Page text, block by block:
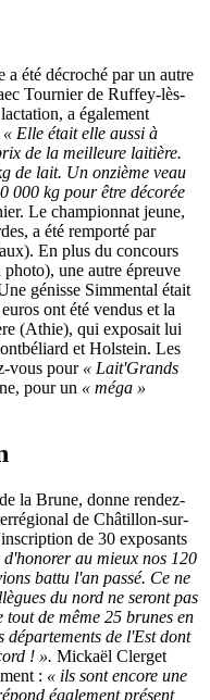
été décroché par un autre
Tournier de Ruffey-lès-
a également
« Elle était elle aussi à
de la meilleure laitière.
de lait. Un onzième veau
000 kg pour être décorée
Le championnat jeune,
a été remporté par
En plus du concours
photo), une autre épreuve
génisse Simmental était
ont été vendus et la
(Athie), qui exposait lui
et Holstein. Les
vous pour « Lait'Grands
pour un « méga »
la Brune, donne rendez-
de Châtillon-sur-
de 30 exposants
d'honorer au mieux nos 120
battu l'an passé. Ce ne
du nord ne seront pas
tout de même 25 brunes en
départements de l'Est dont
! ». Mickaël Clerget
: « ils sont encore une
également présent